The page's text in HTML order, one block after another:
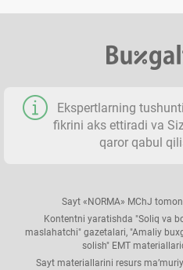
Ekspertlarning
fikrini aks ettiradi va
qaror qabul
Sayt «NORMA» MChJ
Kontentni yaratishda "Soliq va
maslahatchi" gazetalari, "Amaliy
solish" EMT
Sayt materiallarini resurs